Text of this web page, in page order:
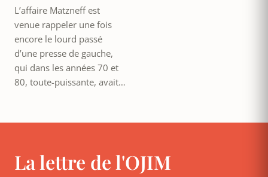
L’affaire Matzneff est
venue rappeler une fois
encore le lourd passé
d’une presse de gauche,
qui dans les années 70 et
80, toute-puissante, avait…
La lettre de l'OJIM